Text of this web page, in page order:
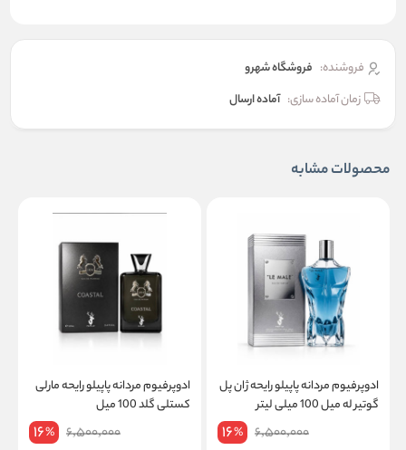
فروشنده: فروشگاه شهرو
زمان آماده سازی: آماده ارسال
محصولات مشابه
ادوپرفیوم مردانه پاپیلو رایحه ژان پل
گوتیر له میل 100 میلی لیتر
6,500,000
16%
ادوپرفیوم مردانه پاپیلو رایحه مارلی
کستلی گلد 100 میل
6,500,000
16%